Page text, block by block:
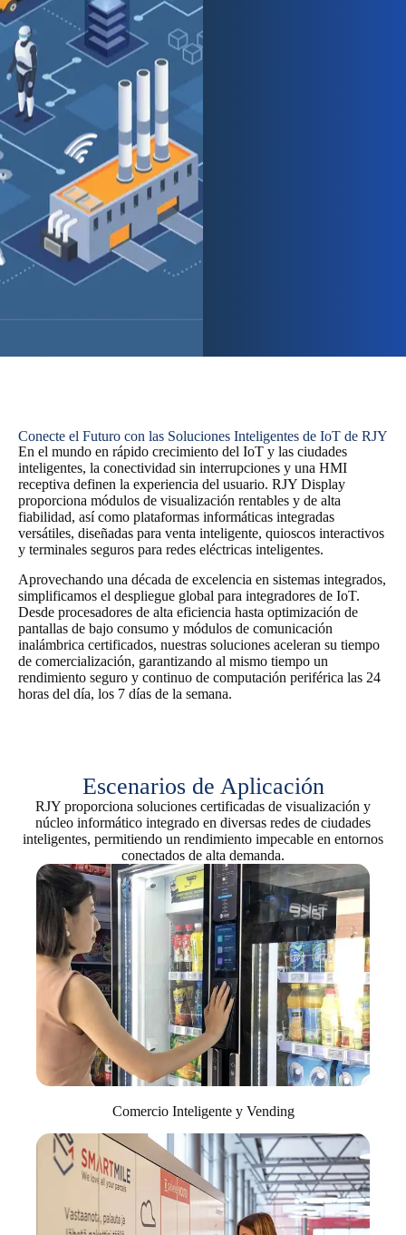
Conecte el Futuro con las Soluciones Inteligentes de IoT de RJY
En el mundo en rápido crecimiento del IoT y las ciudades
inteligentes, la conectividad sin interrupciones y una HMI
receptiva definen la experiencia del usuario. RJY Display
proporciona módulos de visualización rentables y de alta
fiabilidad, así como plataformas informáticas integradas
versátiles, diseñadas para venta inteligente, quioscos interactivos
y terminales seguros para redes eléctricas inteligentes.
Aprovechando una década de excelencia en sistemas integrados,
simplificamos el despliegue global para integradores de IoT.
Desde procesadores de alta eficiencia hasta optimización de
pantallas de bajo consumo y módulos de comunicación
inalámbrica certificados, nuestras soluciones aceleran su tiempo
de comercialización, garantizando al mismo tiempo un
rendimiento seguro y continuo de computación periférica las 24
horas del día, los 7 días de la semana.
Escenarios de Aplicación
RJY proporciona soluciones certificadas de visualización y
núcleo informático integrado en diversas redes de ciudades
inteligentes, permitiendo un rendimiento impecable en entornos
conectados de alta demanda.
Comercio Inteligente y Vending